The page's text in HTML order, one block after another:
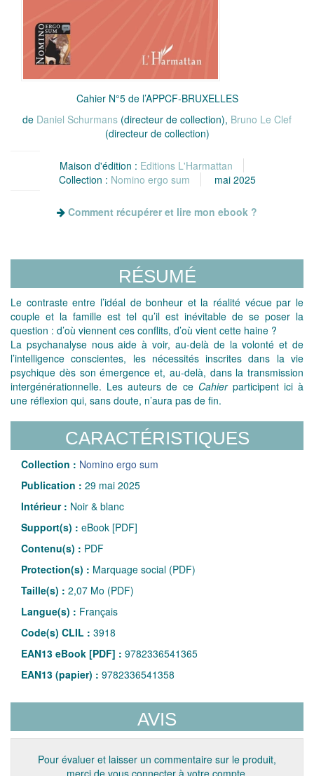
Cahier N°5 de l’APPCF-BRUXELLES
de Daniel Schurmans (directeur de collection), Bruno Le Clef
(directeur de collection)
Maison d'édition : Editions L'Harmattan
Collection : Nomino ergo sum mai 2025
Comment récupérer et lire mon ebook ?
RÉSUMÉ
Le contraste entre l’idéal de bonheur et la réalité vécue par le
couple et la famille est tel qu’il est inévitable de se poser la
question : d’où viennent ces conflits, d’où vient cette haine ?
La psychanalyse nous aide à voir, au-delà de la volonté et de
l’intelligence conscientes, les nécessités inscrites dans la vie
psychique dès son émergence et, au-delà, dans la transmission
intergénérationnelle. Les auteurs de ce Cahier participent ici à
une réflexion qui, sans doute, n’aura pas de fin.
CARACTÉRISTIQUES
Collection : Nomino ergo sum
Publication : 29 mai 2025
Intérieur : Noir & blanc
Support(s) : eBook [PDF]
Contenu(s) : PDF
Protection(s) : Marquage social (PDF)
Taille(s) : 2,07 Mo (PDF)
Langue(s) : Français
Code(s) CLIL : 3918
EAN13 eBook [PDF] : 9782336541365
EAN13 (papier) : 9782336541358
AVIS
Pour évaluer et laisser un commentaire sur le produit,
merci de vous connecter à votre compte.